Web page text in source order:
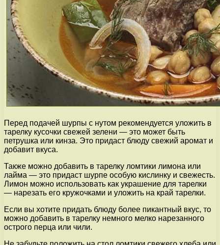
Перед подачей шурпы с нутом рекомендуется уложить в
тарелку кусочки свежей зелени — это может быть
петрушка или кинза. Это придаст блюду свежий аромат и
добавит вкуса.
Также можно добавить в тарелку ломтики лимона или
лайма — это придаст шурпе особую кислинку и свежесть.
Лимон можно использовать как украшение для тарелки
— нарезать его кружочками и уложить на край тарелки.
Если вы хотите придать блюду более пикантный вкус, то
можно добавить в тарелку немного мелко нарезанного
острого перца или чили.